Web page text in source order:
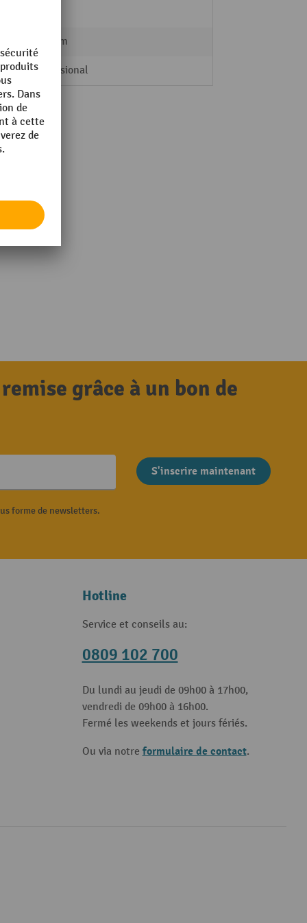
427 mm
Professional
grâce à un bon de
S'inscrire maintenant
forme de newsletters.
Hotline
Service et conseils au:
0809 102 700
Du lundi au jeudi de 09h00 à 17h00,
vendredi de 09h00 à 16h00.
Fermé les weekends et jours fériés.
Ou via notre formulaire de contact.